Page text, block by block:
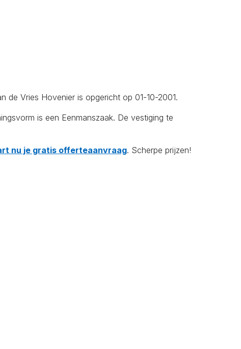
de Vries Hovenier is opgericht op 01-10-2001.
is een Eenmanszaak. De vestiging te
nu je gratis offerteaanvraag. Scherpe prijzen!